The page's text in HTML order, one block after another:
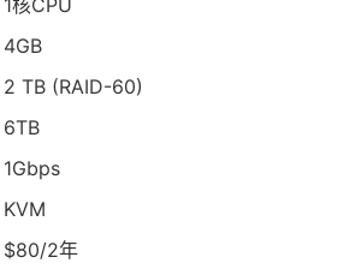
核CPU
TB (RAID-60)
$80/2年